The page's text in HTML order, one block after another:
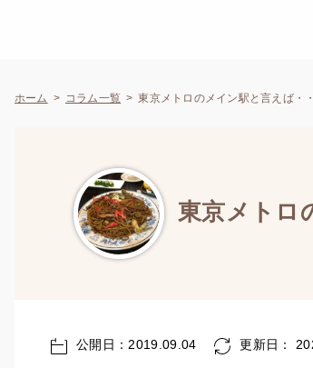
ホーム コラム一覧 東京メトロのメイン駅と言えば・
東京メトロ
公開日：2019.09.04 更新日：